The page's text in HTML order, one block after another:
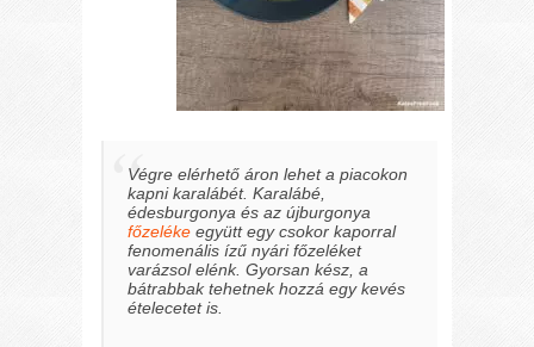
Végre elérhető áron lehet a piacokon
kapni karalábét. Karalábé,
édesburgonya és az újburgonya
főzeléke együtt egy csokor kaporral
fenomenális ízű nyári főzeléket
varázsol elénk. Gyorsan kész, a
bátrabbak tehetnek hozzá egy kevés
ételecetet is.